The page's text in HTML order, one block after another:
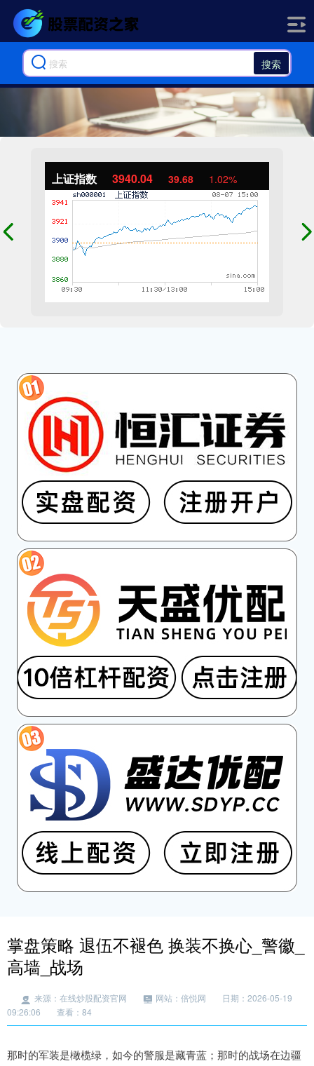
搜索
上证指数 3940.04 39.68 1.02%
掌盘策略 退伍不褪色 换装不换心_警徽_
高墙_战场
来源：在线炒股配资官网 网站：倍悦网
日期：2026-05-19
09:26:06
查看：84
那时的军装是橄榄绿，如今的警服是藏青蓝；那时的战场在边疆